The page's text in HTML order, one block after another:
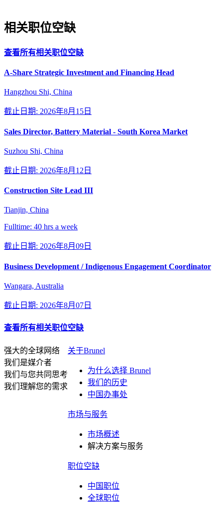
相关职位空缺
查看所有相关职位空缺
A-Share Strategic Investment and Financing Head
Hangzhou Shi, China
截止日期: 2026年8月15日
Sales Director, Battery Material - South Korea Market
Suzhou Shi, China
截止日期: 2026年8月12日
Construction Site Lead III
Tianjin, China
Fulltime: 40 hrs a week
截止日期: 2026年8月09日
Business Development / Indigenous Engagement Coordinator
Wangara, Australia
截止日期: 2026年8月07日
查看所有相关职位空缺
强大的全球网络
我们是媒介者
我们与您共同思考
我们理解您的需求
关于Brunel
为什么选择 Brunel
我们的历史
中国办事处
市场与服务
市场概述
解决方案与服务
职位空缺
中国职位
全球职位